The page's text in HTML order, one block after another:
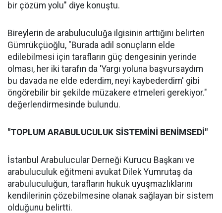
bir çözüm yolu" diye konuştu.
Bireylerin de arabuluculuğa ilgisinin arttığını belirten
Gümrükçüoğlu, "Burada adil sonuçların elde
edilebilmesi için tarafların güç dengesinin yerinde
olması, her iki tarafın da 'Yargı yoluna başvursaydım
bu davada ne elde ederdim, neyi kaybederdim' gibi
öngörebilir bir şekilde müzakere etmeleri gerekiyor."
değerlendirmesinde bulundu.
"TOPLUM ARABULUCULUK SİSTEMİNİ BENİMSEDİ"
İstanbul Arabulucular Derneği Kurucu Başkanı ve
arabuluculuk eğitmeni avukat Dilek Yumrutaş da
arabuluculuğun, tarafların hukuk uyuşmazlıklarını
kendilerinin çözebilmesine olanak sağlayan bir sistem
olduğunu belirtti.